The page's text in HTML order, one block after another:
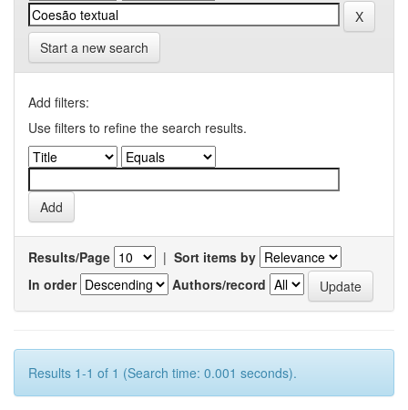
Start a new search
Add filters:
Use filters to refine the search results.
Results/Page | Sort items by
In order
Authors/record
Results 1-1 of 1 (Search time: 0.001 seconds).